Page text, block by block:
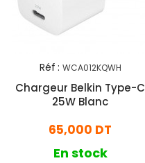
Réf : WCA012KQWH
Chargeur Belkin Type-C
25W Blanc
65,000 DT
En stock